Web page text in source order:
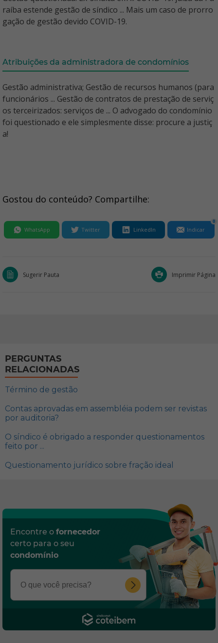
raíba estende gestão de síndico ... Mais um caso de prorro
gação de gestão devido COVID-19.
Atribuições da administradora de condomínios
Gestão administrativa; Gestão de recursos humanos (para
funcionários ... Gestão de contratos de prestação de serviç
os terceirizados: serviços de ... O advogado do condomínio
foi questionado e ele simplesmente disse: procure a justiç
a!
Gostou do conteúdo? Compartilhe:
WhatsApp Twitter LinkedIn Indicar
0
Sugerir Pauta Imprimir Página
PERGUNTAS
RELACIONADAS
Término de gestão
Contas aprovadas em assembléia podem ser revistas
por auditoria?
O síndico é obrigado a responder questionamentos
feito por ...
Questionamento jurídico sobre fração ideal
Encontre o fornecedor
certo para o seu
condomínio